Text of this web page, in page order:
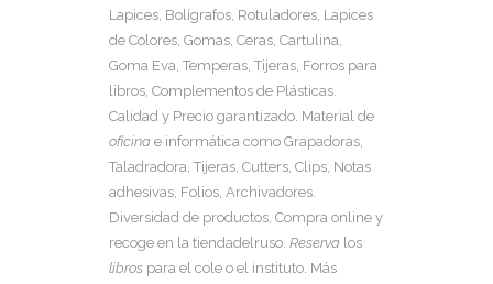
Lapices, Bolígrafos, Rotuladores, Lapices
de Colores, Gomas, Ceras, Cartulina,
Goma Eva, Temperas, Tijeras, Forros para
libros, Complementos de Plásticas.
Calidad y Precio garantizado. Material de
oficina e informática como Grapadoras,
Taladradora, Tijeras, Cutters, Clips, Notas
adhesivas, Folios, Archivadores.
Diversidad de productos, Compra online y
recoge en la tiendadelruso. Reserva los
libros para el cole o el instituto. Más